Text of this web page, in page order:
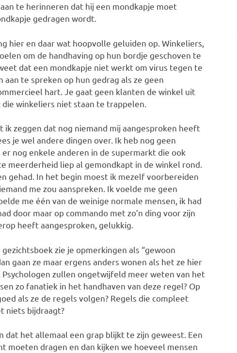
te herinneren dat hij een mondkapje moet
gedragen wordt.
hier en daar wat hoopvolle geluiden op. Winkeliers,
om de handhaving op hun bordje geschoven te
dat een mondkapje niet werkt om virus tegen te
te spreken op hun gedrag als ze geen
hart. Je gaat geen klanten de winkel uit
winkeliers niet staan te trappelen.
ik zeggen dat nog niemand mij aangesproken heeft
je wel andere dingen over. Ik heb nog geen
nog enkele anderen in de supermarkt die ook
meerderheid liep al gemondkapt in de winkel rond.
gehad. In het begin moest ik mezelf voorbereiden
me zou aanspreken. Ik voelde me geen
me één van de weinige normale mensen, ik had
door maar op commando met zo’n ding voor zijn
heeft aangesproken, gelukkig.
zie je opmerkingen als “gewoon
gaan ze maar ergens anders wonen als het ze hier
zullen ongetwijfeld meer weten van het
zo fanatiek in het handhaven van deze regel? Op
als ze de regels volgen? Regels die compleet
niets bijdraagt?
dat het allemaal een grap blijkt te zijn geweest. Een
moeten dragen en dan kijken we hoeveel mensen